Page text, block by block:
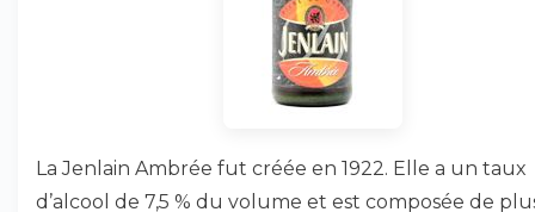
La Jenlain Ambrée fut créée en 1922. Elle a un taux
d’alcool de 7,5 % du volume et est composée de